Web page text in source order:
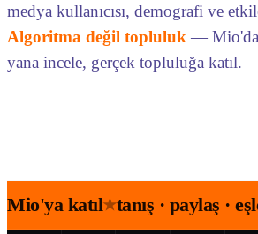
medya kullanıcısı, demografi ve
Algoritma değil topluluk —
yana incele, gerçek topluluğa katıl.
Mio'ya katıl★tanış · paylaş ·